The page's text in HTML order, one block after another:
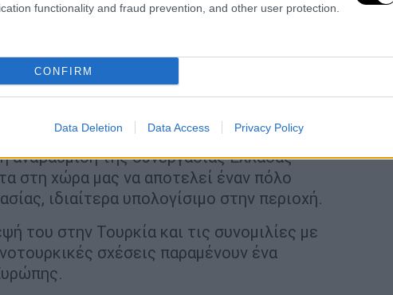
functionality and fraud prevention, and other user protection.
CONFIRM
Data Deletion Data Access Privacy Policy
σημαντικό ρόλο, ιδίως σε ότι
του Πειραιά».
το κλίμα της συνάντησης στην
αναβάθμιση της συνεργασίας Ελλάδας
στη χώρα μας να αποτελεί έναν πόλο
ιδιαίτερα υπολογίσιμο στην περιοχή.
του στην Τουρκία και τις συνομιλίες με
σχέσεις παραμένουν ένα